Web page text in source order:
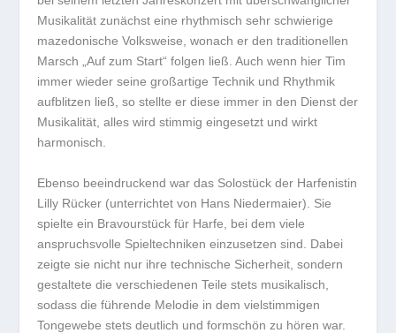
Musikalität zunächst eine rhythmisch sehr schwierige
mazedonische Volksweise, wonach er den traditionellen
Marsch „Auf zum Start“ folgen ließ. Auch wenn hier Tim
immer wieder seine großartige Technik und Rhythmik
aufblitzen ließ, so stellte er diese immer in den Dienst der
Musikalität, alles wird stimmig eingesetzt und wirkt
harmonisch.
Ebenso beeindruckend war das Solostück der Harfenistin
Lilly Rücker (unterrichtet von Hans Niedermaier). Sie
spielte ein Bravourstück für Harfe, bei dem viele
anspruchsvolle Spieltechniken einzusetzen sind. Dabei
zeigte sie nicht nur ihre technische Sicherheit, sondern
gestaltete die verschiedenen Teile stets musikalisch,
sodass die führende Melodie in dem vielstimmigen
Tongewebe stets deutlich und formschön zu hören war.